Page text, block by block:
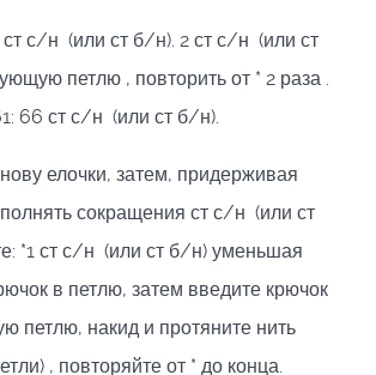
ст с/н (или ст б/н). 2 ст с/н (или ст
петлю , повторить от * 2 раза .
66 ст с/н (или ст б/н).
елочки, затем, придерживая
сокращения ст с/н (или ст
*1 ст с/н (или ст б/н) уменьшая
в петлю, затем введите крючок
петлю, накид и протяните нить
, повторяйте от * до конца.